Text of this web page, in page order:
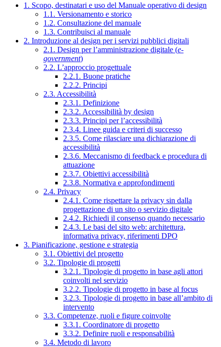
1. Scopo, destinatari e uso del Manuale operativo di design
1.1. Versionamento e storico
1.2. Consultazione del manuale
1.3. Contribuisci al manuale
2. Introduzione al design per i servizi pubblici digitali
2.1. Design per l’amministrazione digitale (e-
government)
2.2. L’approccio progettuale
2.2.1. Buone pratiche
2.2.2. Principi
2.3. Accessibilità
2.3.1. Definizione
2.3.2. Accessibilità by design
2.3.3. Principi per l’accessibilità
2.3.4. Linee guida e criteri di successo
2.3.5. Come rilasciare una dichiarazione di
accessibilità
2.3.6. Meccanismo di feedback e procedura di
attuazione
2.3.7. Obiettivi accessibilità
2.3.8. Normativa e approfondimenti
2.4. Privacy
2.4.1. Come rispettare la privacy sin dalla
progettazione di un sito o servizio digitale
2.4.2. Richiedi il consenso quando necessario
2.4.3. Le basi del sito web: architettura,
informativa privacy, riferimenti DPO
3. Pianificazione, gestione e strategia
3.1. Obiettivi del progetto
3.2. Tipologie di progetti
3.2.1. Tipologie di progetto in base agli attori
coinvolti nel servizio
3.2.2. Tipologie di progetto in base al focus
3.2.3. Tipologie di progetto in base all’ambito di
intervento
3.3. Competenze, ruoli e figure coinvolte
3.3.1. Coordinatore di progetto
3.3.2. Definire ruoli e responsabilità
3.4. Metodo di lavoro